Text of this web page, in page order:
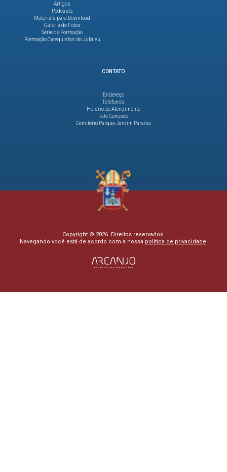
Artigos
Podcasts
Materiais para Download
Galeria de Fotos
Série de Formação
Formação Catequistas do Jubileu
CONTATO
Endereço
Telefones
Horário de Atendimento
Fale Conosco
Cemitério Parque Jardim Paraíso
Copyright © 2026. Direitos reservados.
Navegando você está de acordo com a nossa política de privacidade.